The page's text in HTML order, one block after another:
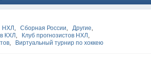
НХЛ , Сборная России, Другие,
КХЛ , Клуб прогнозистов НХЛ ,
, Виртуальный турнир по хоккею